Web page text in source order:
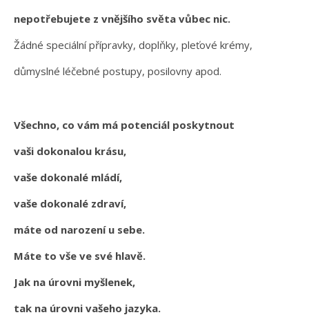
nepotřebujete z vnějšího světa vůbec nic.
Žádné speciální přípravky, doplňky, pleťové krémy,
důmyslné léčebné postupy, posilovny apod.
Všechno, co vám má potenciál poskytnout
vaši dokonalou krásu,
vaše dokonalé mládí,
vaše dokonalé zdraví,
máte od narození u sebe.
Máte to vše ve své hlavě.
Jak na úrovni myšlenek,
tak na úrovni vašeho jazyka.